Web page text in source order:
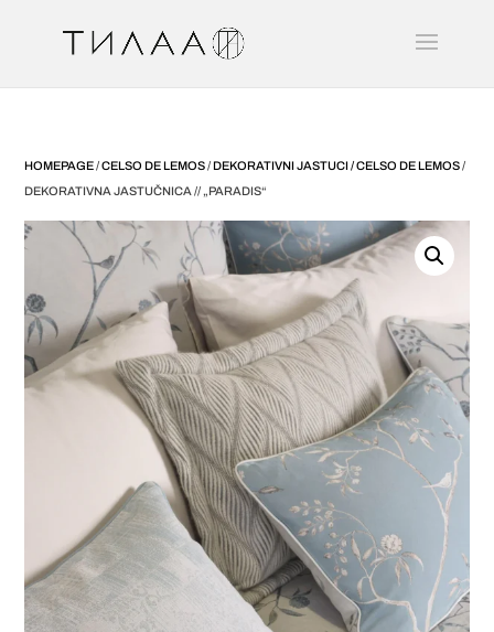
HOMEPAGE/CELSO DE LEMOS/DEKORATIVNI JASTUCI / CELSO DE LEMOS/
DEKORATIVNA JASTUČNICA // „PARADIS“